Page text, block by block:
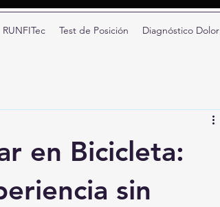
RUNFITec Test de Posición Diagnóstico Dolor
en Bicicleta:
sin